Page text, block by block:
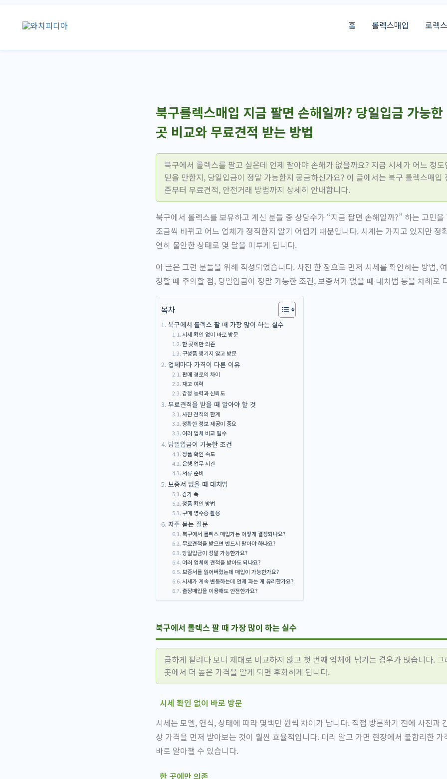
로
홈 롤렉스매입 로렉
북구롤렉스매입 지금 팔면 손해일까? 당일입금 가능
곳 비교와 무료견적 받는 방법
북구에서 롤렉스를 팔고 싶은데 언제 팔아야 손해가 없을까요? 지금 시세가 어느 정
믿을 만한지, 당일입금이 정말 가능한지 궁금하신가요? 이 글에서는 북구 롤렉스매입
준부터 무료견적, 안전거래 방법까지 상세히 안내합니다.
북구에서 롤렉스를 보유하고 계신 분들 중 상당수가 “지금 팔면 손해일까?” 하는 고민을
조금씩 바뀌고 어느 업체가 정직한지 알기 어렵기 때문입니다. 시계는 가지고 있지만 정
연히 불안한 상태로 몇 달을 미루게 됩니다.
이 글은 그런 분들을 위해 작성되었습니다. 사진 한 장으로 먼저 시세를 확인하는 방법,
청할 때 주의할 점, 당일입금이 정말 가능한 조건, 보증서가 없을 때 대처법 등을 차례로
목차
북구에서 롤렉스 팔 때 가장 많이 하는 실수
시세 확인 없이 바로 방문
한 곳에만 의존
구성품 챙기지 않고 방문
업체마다 가격이 다른 이유
판매 경로의 차이
재고 여력
감정 능력과 신뢰도
무료견적을 받을 때 알아야 할 것
사진 견적의 한계
정확한 정보 제공이 중요
여러 업체 비교 필수
당일입금이 가능한 조건
정품 확인 속도
은행 업무 시간
서류 준비
보증서 없을 때 대처법
감가 폭
정품 확인 방법
구매 영수증 활용
자주 묻는 질문
북구에서 롤렉스 매입가는 어떻게 결정되나요?
무료견적을 받으면 반드시 팔아야 하나요?
당일입금이 정말 가능한가요?
여러 업체에 견적을 받아도 되나요?
보증서를 잃어버렸는데 매입이 가능한가요?
시세가 계속 변동하는데 언제 파는 게 유리한가요?
출장매입을 이용해도 안전한가요?
북구에서 롤렉스 팔 때 가장 많이 하는 실수
급하게 팔려다 보니 제대로 비교하지 않고 첫 번째 업체에 넘기는 경우가 많습니다.
곳에서 더 높은 가격을 알게 되면 후회하게 됩니다.
시세 확인 없이 바로 방문
시세는 모델, 연식, 상태에 따라 몇백만 원씩 차이가 납니다. 직접 방문하기 전에 사진과
상 가격을 먼저 받아보는 것이 훨씬 효율적입니다. 미리 알고 가면 현장에서 불합리한 가
바로 알아챌 수 있습니다.
한 곳에만 의존